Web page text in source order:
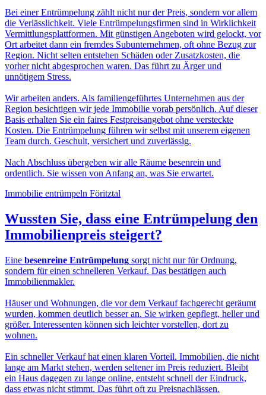
Bei einer Entrümpelung zählt nicht nur der Preis, sondern vor allem
die Verlässlichkeit. Viele Entrümpelungsfirmen sind in Wirklichkeit
Vermittlungsplattformen. Mit günstigen Angeboten wird gelockt, vor
Ort arbeitet dann ein fremdes Subunternehmen, oft ohne Bezug zur
Region. Nicht selten entstehen Schäden oder Zusatzkosten, die
vorher nicht abgesprochen waren. Das führt zu Ärger und
unnötigem Stress.
Wir arbeiten anders. Als familiengeführtes Unternehmen aus der
Region besichtigen wir jede Immobilie vorab persönlich. Auf dieser
Basis erhalten Sie ein faires Festpreisangebot ohne versteckte
Kosten. Die Entrümpelung führen wir selbst mit unserem eigenen
Team durch. Geschult, versichert und zuverlässig.
Nach Abschluss übergeben wir alle Räume besenrein und
ordentlich. Sie wissen von Anfang an, was Sie erwartet.
Immobilie entrümpeln Föritztal
Wussten Sie, dass eine Entrümpelung den
Immobilienpreis steigert?
Eine besenreine Entrümpelung sorgt nicht nur für Ordnung,
sondern für einen schnelleren Verkauf. Das bestätigen auch
Immobilienmakler.
Häuser und Wohnungen, die vor dem Verkauf fachgerecht geräumt
wurden, kommen deutlich besser an. Sie wirken gepflegt, heller und
größer. Interessenten können sich leichter vorstellen, dort zu
wohnen.
Ein schneller Verkauf hat einen klaren Vorteil. Immobilien, die nicht
lange am Markt stehen, werden seltener im Preis reduziert. Bleibt
ein Haus dagegen zu lange online, entsteht schnell der Eindruck,
dass etwas nicht stimmt. Das führt oft zu Preisnachlässen.